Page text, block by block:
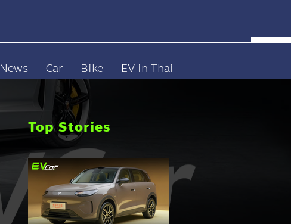
News Car Bike EV in Thai
Top Stories